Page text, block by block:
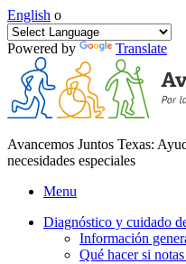
English o
Powered by Translate
Avancemos Juntos Texas:
necesidades especiales
Menu
Diagnóstico y cuidado
Información
Qué hacer si